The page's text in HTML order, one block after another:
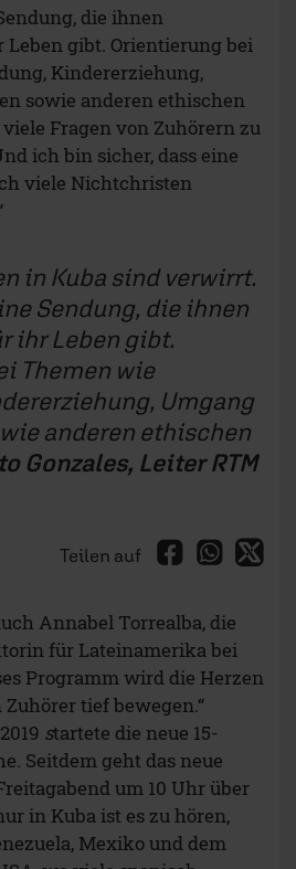
die ihnen
gibt. Orientierung bei
Kindererziehung,
sowie anderen ethischen
Fragen von Zuhörern zu
ich bin sicher, dass eine
viele Nichtchristen
in Kuba sind verwirrt.
Sendung, die ihnen
ihr Leben gibt.
Themen wie
Umgang
anderen ethischen
Gonzales, Leiter RTM
Teilen auf
Annabel Torrealba, die
für Lateinamerika bei
Programm wird die Herzen
tief bewegen.“
startete die neue 15-
Seitdem geht das neue
um 10 Uhr über
in Kuba ist es zu hören,
Mexiko und dem